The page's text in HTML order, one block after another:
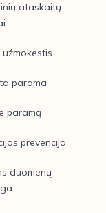
ataskaitų
parama
paramą
prevencija
duomenų